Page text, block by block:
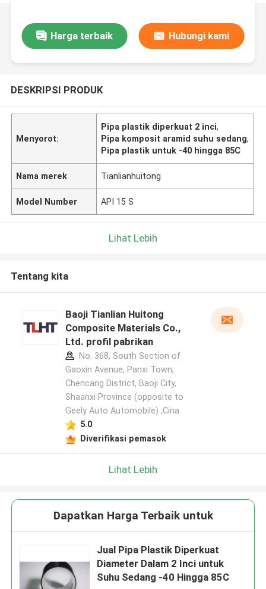
Harga terbaik Hubungi kami
DESKRIPSI PRODUK
Menyorot:
Pipa plastik diperkuat 2 inci,
Pipa komposit aramid suhu sedang,
Pipa plastik untuk -40 hingga 85C
Nama merek Tianlianhuitong
Model Number API 15 S
Lihat Lebih
Tentang kita
Baoji Tianlian Huitong
Composite Materials Co.,
Ltd. profil pabrikan
No. 368, South Section of
Gaoxin Avenue, Panxi Town,
Chencang District, Baoji City,
Shaanxi Province (opposite to
Geely Auto Automobile) ,Cina
5.0
Diverifikasi pemasok
Lihat Lebih
Dapatkan Harga Terbaik untuk
Jual Pipa Plastik Diperkuat
Diameter Dalam 2 Inci untuk
Suhu Sedang -40 Hingga 85C